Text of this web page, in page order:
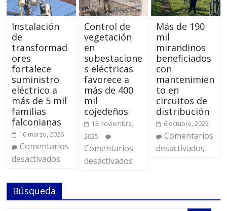
Instalación
de
transformad
ores
fortalece
suministro
eléctrico a
más de 5 mil
familias
falconianas
10 marzo, 2026
Comentarios
desactivados
Control de
vegetación
en
subestacione
s eléctricas
favorece a
más de 400
mil
cojedeños
13 noviembre,
2025
Comentarios
desactivados
Más de 190
mil
mirandinos
beneficiados
con
mantenimien
to en
circuitos de
distribución
6 octubre, 2025
Comentarios
desactivados
Búsqueda